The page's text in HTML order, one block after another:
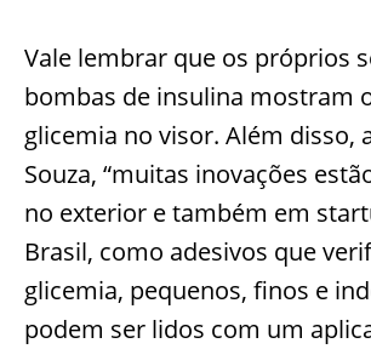
Vale lembrar que os próprios
bombas de insulina mostram
glicemia no visor. Além disso,
Souza, “muitas inovações
no exterior e também em
Brasil, como adesivos que
glicemia, pequenos, finos e
podem ser lidos com um